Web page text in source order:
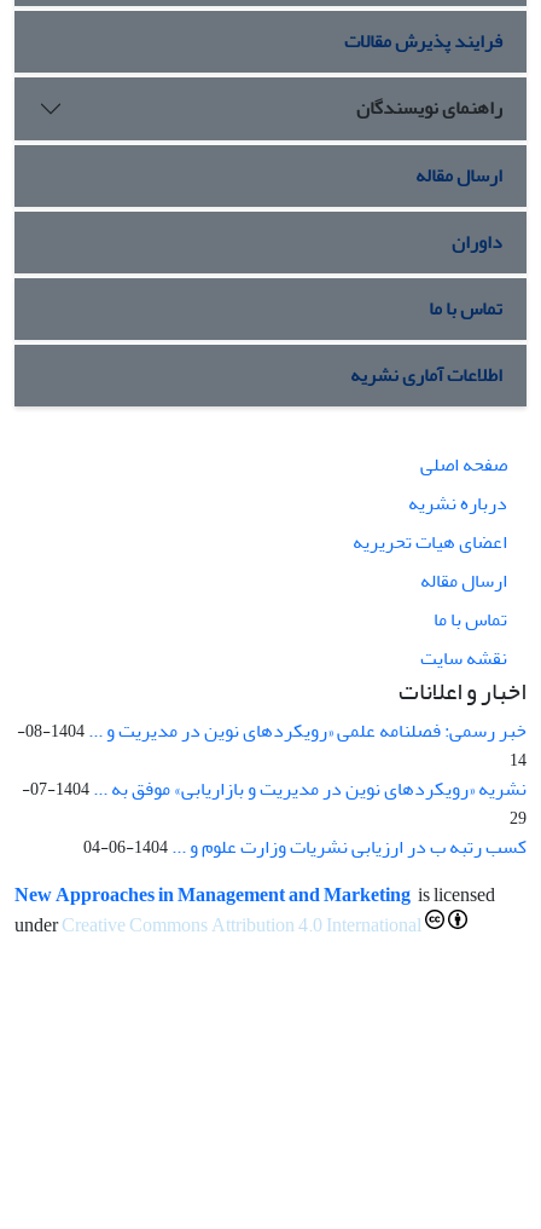
فرایند پذیرش مقالات
راهنمای نویسندگان
ارسال مقاله
داوران
تماس با ما
اطلاعات آماری نشریه
صفحه اصلی
درباره نشریه
اعضای هیات تحریریه
ارسال مقاله
تماس با ما
نقشه سایت
اخبار و اعلانات
خبر رسمی: فصلنامه علمی «رویکردهای نوین در مدیریت و ...
1404-08-
14
نشریه «رویکردهای نوین در مدیریت و بازاریابی» موفق به ...
1404-07-
29
کسب رتبه ب در ارزیابی نشریات وزارت علوم و ...1404-06-04
New Approaches in Management and Marketing is licensed
underCreative Commons Attribution 4.0 International